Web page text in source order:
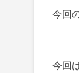
今回
今回